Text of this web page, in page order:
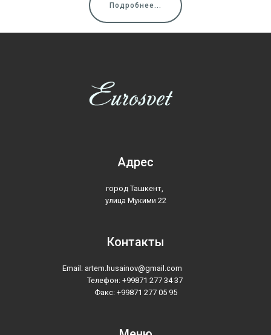
Подробнее...
Адрес
город Ташкент,
улица Мукими 22
Контакты
Email: artem.husainov@gmail.com
Телефон: +99871 277 34 37
Факс: +99871 277 05 95